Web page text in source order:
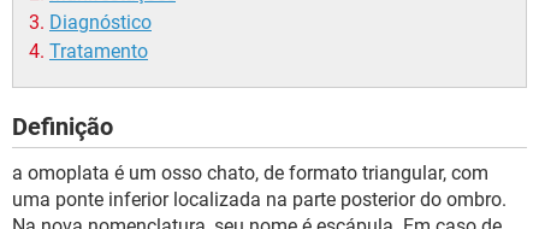
SEXUALIDADE
Diagnóstico
Tratamento
Definição
a omoplata é um osso chato, de formato triangular, com
uma ponte inferior localizada na parte posterior do ombro.